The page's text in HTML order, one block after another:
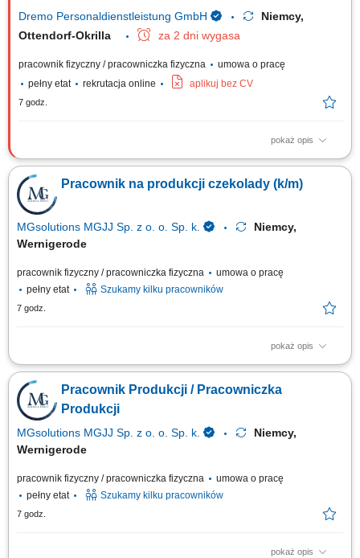
Dremo Personaldienstleistung GmbH
Niemcy,
Ottendorf-Okrilla
za 2 dni wygasa
pracownik fizyczny / pracowniczka fizyczna
umowa o pracę
pełny etat
rekrutacja online aplikuj bez CV
7 godz.
pokaż opis
Zakres obowiązków: obsługa oraz nadzór nad maszynami produkcyjnymi
i maszynami do nawijania, nawijanie cewek zgodnie z dokumentacją i
standardami jakości, przeprowadzanie kontroli wizualnej elementów
przed dalszym procesem produkcyjnym, praca z podstawowymi
narzędziami pomiarowymi, dbanie o...
Pracownik na produkcji czekolady (k/m)
MGsolutions MGJJ Sp. z o. o. Sp. k.
Niemcy,
Wernigerode
pracownik fizyczny / pracowniczka fizyczna
umowa o pracę
pełny etat
Szukamy kilku pracowników
7 godz.
pokaż opis
Opis stanowiska Prace przy linii produkcyjnej - produkcja z czekolady
Pakowanie i układanie towaru; Kontrola jakości; Inne proste prace
pomocnicze na hali produkcyjnej; Znajomość języka oraz doświadczenie
nie są wymagane Mile widziane również pary (wspólne zakwaterowanie
oraz ten sam grafik pracy)
Pracownik Produkcji / Pracowniczka
Produkcji
MGsolutions MGJJ Sp. z o. o. Sp. k.
Niemcy,
Wernigerode
pracownik fizyczny / pracowniczka fizyczna
umowa o pracę
pełny etat
Szukamy kilku pracowników
7 godz.
pokaż opis